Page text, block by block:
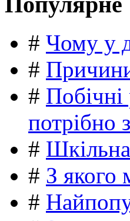
# Чому у
#
#
потрібно
#
# З якого
#